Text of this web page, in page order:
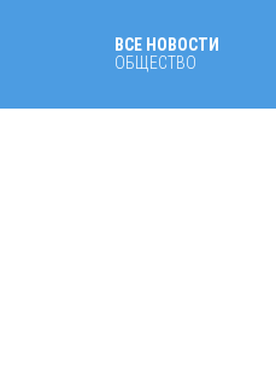
ВСЕ НОВОСТИ
ОБЩЕСТВО